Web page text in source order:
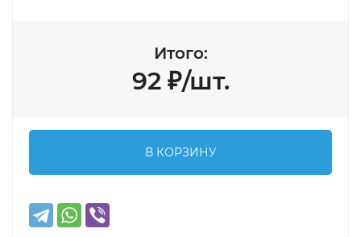
Итого:
92 ₽/шт.
В КОРЗИНУ